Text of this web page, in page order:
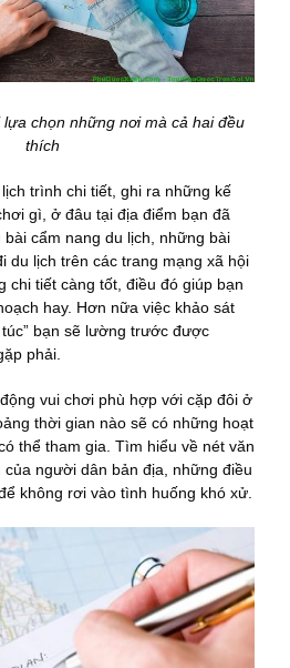
chọn những nơi mà cả hai đều
thích
trình chi tiết, ghi ra những kế
gì, ở đâu tại địa điểm bạn đã
cẩm nang du lịch, những bài
du lịch trên các trang mạng xã hội
chi tiết càng tốt, điều đó giúp bạn
hay. Hơn nữa việc khảo sát
bạn sẽ lường trước được
phải.
vui chơi phù hợp với cặp đôi ở
thời gian nào sẽ có những hoạt
thể tham gia. Tìm hiểu về nét văn
của người dân bản địa, những điều
không rơi vào tình huống khó xử.